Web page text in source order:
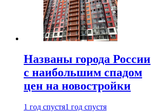
Названы города России
с наибольшим спадом
цен на новостройки
1 год спустя1 год спустя